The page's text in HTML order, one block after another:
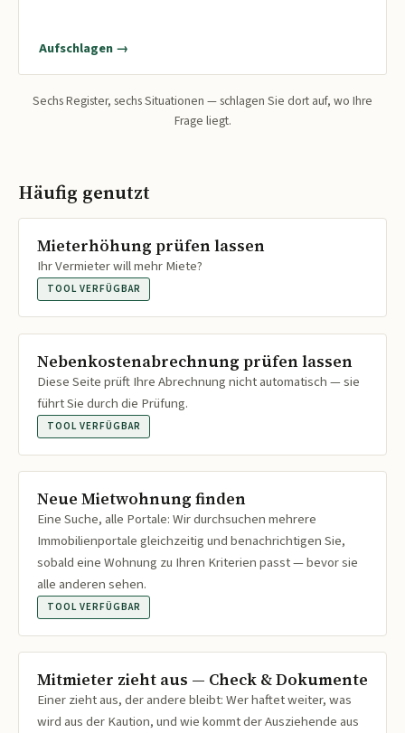
Aufschlagen →
Sechs Register, sechs Situationen — schlagen Sie dort auf, wo Ihre
Frage liegt.
Häufig genutzt
Mieterhöhung prüfen lassen
Ihr Vermieter will mehr Miete?
TOOL VERFÜGBAR
Nebenkostenabrechnung prüfen lassen
Diese Seite prüft Ihre Abrechnung nicht automatisch — sie
führt Sie durch die Prüfung.
TOOL VERFÜGBAR
Neue Mietwohnung finden
Eine Suche, alle Portale: Wir durchsuchen mehrere
Immobilienportale gleichzeitig und benachrichtigen Sie,
sobald eine Wohnung zu Ihren Kriterien passt — bevor sie
alle anderen sehen.
TOOL VERFÜGBAR
Mitmieter zieht aus — Check & Dokumente
Einer zieht aus, der andere bleibt: Wer haftet weiter, was
wird aus der Kaution, und wie kommt der Ausziehende aus